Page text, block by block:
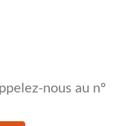
nous au nº